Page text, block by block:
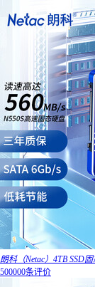
朗科（Netac）4TB SSD
500000条评价